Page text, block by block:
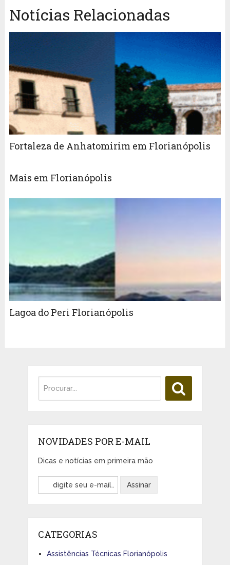
Notícias Relacionadas
Fortaleza de Anhatomirim em Florianópolis
Mais em Florianópolis
Lagoa do Peri Florianópolis
NOVIDADES POR E-MAIL
Dicas e notícias em primeira mão
CATEGORIAS
Assistências Técnicas Florianópolis